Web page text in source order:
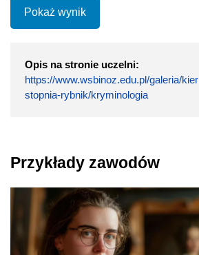
Pokaż wynik
Opis na stronie uczelni:
https://www.wsbinoz.edu.pl/galeria/
stopnia-rybnik/kryminologia
Przykłady zawodów